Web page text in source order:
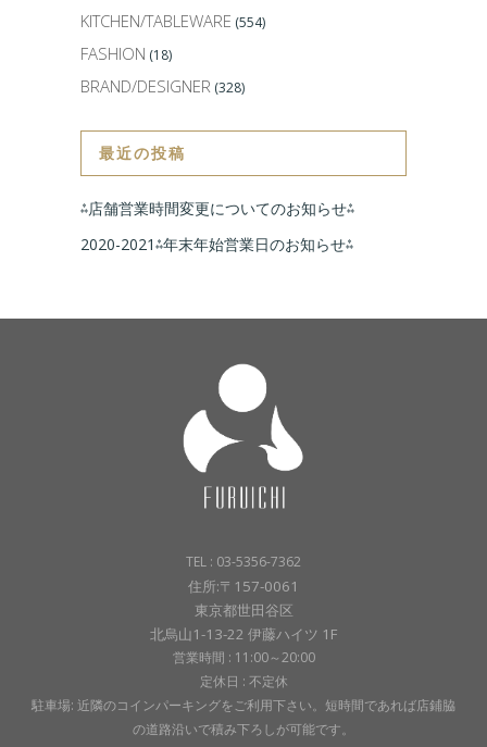
KITCHEN/TABLEWARE (554)
FASHION (18)
BRAND/DESIGNER (328)
最近の投稿
⁂店舗営業時間変更についてのお知らせ⁂
2020-2021⁂年末年始営業日のお知らせ⁂
TEL : 03-5356-7362
住所:〒157-0061
東京都世田谷区
北烏山1-13-22 伊藤ハイツ 1F
営業時間 : 11:00～20:00
定休日 : 不定休
駐車場: 近隣のコインパーキングをご利用下さい。短時間であれば店鋪脇
の道路沿いで積み下ろしが可能です。